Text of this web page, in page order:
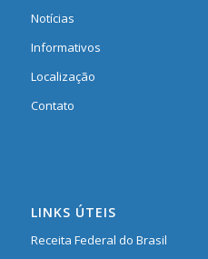
Notícias
Informativos
Localização
Contato
LINKS ÚTEIS
Receita Federal do Brasil